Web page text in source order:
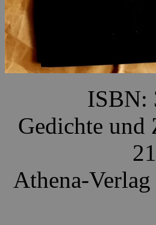
ISBN:
Gedichte
Athena-